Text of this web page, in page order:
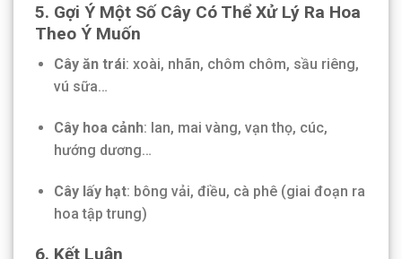
5. Gợi Ý Một Số Cây Có Thể Xử Lý Ra Hoa
Theo Ý Muốn
Cây ăn trái: xoài, nhãn, chôm chôm, sầu riêng,
vú sữa…
Cây hoa cảnh: lan, mai vàng, vạn thọ, cúc,
hướng dương…
Cây lấy hạt: bông vải, điều, cà phê (giai đoạn ra
hoa tập trung)
6. Kết Luận